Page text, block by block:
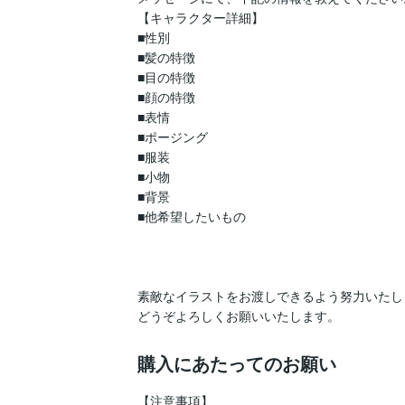
【キャラクター詳細】
■性別
■髪の特徴
■目の特徴
■顔の特徴
■表情
■ポージング
■服装
■小物
■背景
■他希望したいもの
素敵なイラストをお渡しできるよう努力いたし
購入にあたってのお願い
【注意事項】